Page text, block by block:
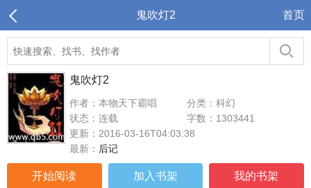
鬼吹灯2 首页
鬼吹灯2
作者：本物天下霸唱
分类：科幻
状态：连载
字数：1303441
更新：2016-03-16T04:03:38
最新： 后记
开始阅读 加入书架 我的书架